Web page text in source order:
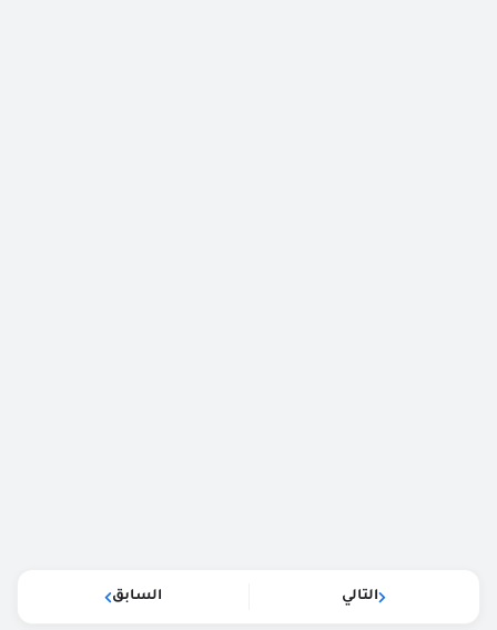
التالي السابق